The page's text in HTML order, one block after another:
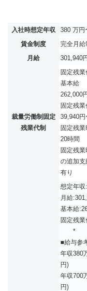
入社時想定年収
380 万円
賃金制度
完全月給
月給
301,940
裁量労働制固定
残業代制
固定残業
基本給
262,000
固定残業
39,940円
固定残業
20時間
固定残
の追加支
有り
想定年収
月給
基本給
固定残
*
■給与参
年収380
円)
年収700
円)